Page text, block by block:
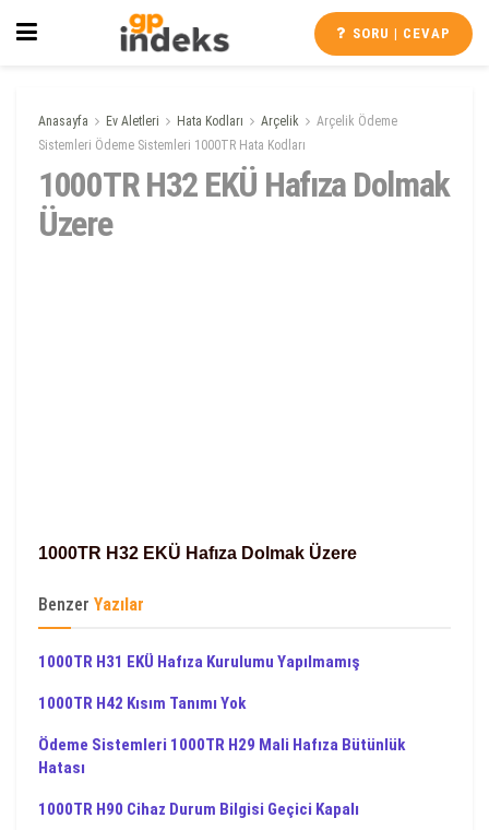
SORU | CEVAP
Anasayfa Ev Aletleri Hata Kodları Arçelik
Arçelik Ödeme
Sistemleri Ödeme Sistemleri 1000TR Hata Kodları
1000TR H32 EKÜ Hafıza Dolmak
Üzere
1000TR H32 EKÜ Hafıza Dolmak Üzere
Benzer Yazılar
1000TR H31 EKÜ Hafıza Kurulumu Yapılmamış
1000TR H42 Kısım Tanımı Yok
Ödeme Sistemleri 1000TR H29 Mali Hafıza Bütünlük
Hatası
1000TR H90 Cihaz Durum Bilgisi Geçici Kapalı